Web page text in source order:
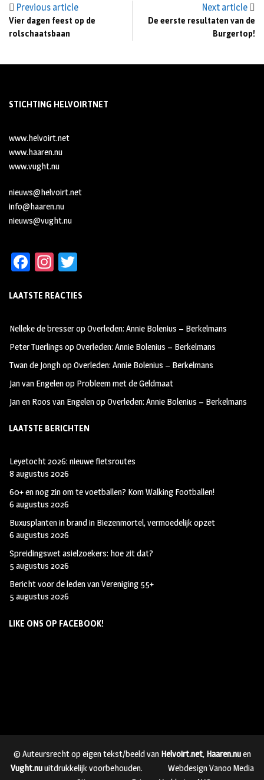
Previous article
Vier dagen feest op de
rolschaatsbaan
Next article
De eerste resultaten van de
Burgertop!
STICHTING HELVOIRTNET
www.helvoirt.net
www.haaren.nu
www.vught.nu
nieuws@helvoirt.net
info@haaren.nu
nieuws@vught.nu
Fa
b
oo
k
In
ag
m
tt
LAATSTE REACTIES
Nelleke de bresseropOverleden: Annie Bolenius – Berkelmans
Peter Tuerlings opOverleden: Annie Bolenius – Berkelmans
Twan de JonghopOverleden: Annie Bolenius – Berkelmans
Jan van Engelenop Probleem met de Geldmaat
Jan en Roos van EngelenopOverleden: Annie Bolenius – Berkelmans
LAATSTE BERICHTEN
Leyetocht 2026: nieuwe fietsroutes
8 augustus 2026
60+ en nog zin om te voetballen? Kom Walking Footballen!
6 augustus 2026
Buxusplanten in brand in Biezenmortel, vermoedelijk opzet
6 augustus 2026
Spreidingswet asielzoekers: hoe zit dat?
5 augustus 2026
Bericht voor de leden van Vereniging 55+
5 augustus 2026
LIKE ONS OP FACEBOOK!
© Auteursrecht op eigen tekst/beeld van Helvoirt.net, Haaren.nuen
Vught.nuuitdrukkelijk voorbehouden.
Webdesign Vanoo Media